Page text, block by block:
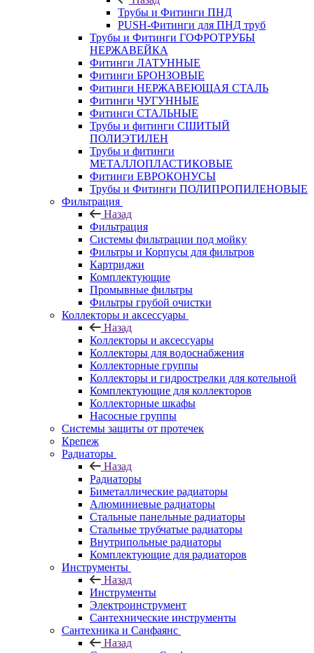
Трубы и Фитинги ПНД
PUSH-Фитинги для ПНД труб
Трубы и Фитинги ГОФРОТРУБЫ
НЕРЖАВЕЙКА
Фитинги ЛАТУННЫЕ
Фитинги БРОНЗОВЫЕ
Фитинги НЕРЖАВЕЮЩАЯ СТАЛЬ
Фитинги ЧУГУННЫЕ
Фитинги СТАЛЬНЫЕ
Трубы и фитинги СШИТЫЙ
ПОЛИЭТИЛЕН
Трубы и фитинги
МЕТАЛЛОПЛАСТИКОВЫЕ
Фитинги ЕВРОКОНУСЫ
Трубы и Фитинги ПОЛИПРОПИЛЕНОВЫЕ
Фильтрация
Назад
Фильтрация
Системы фильтрации под мойку
Фильтры и Корпусы для фильтров
Картриджи
Комплектующие
Промывные фильтры
Фильтры грубой очистки
Коллекторы и аксессуары
Назад
Коллекторы и аксессуары
Коллекторы для водоснабжения
Коллекторные группы
Коллекторы и гидрострелки для котельной
Комплектующие для коллекторов
Коллекторные шкафы
Насосные группы
Системы защиты от протечек
Крепеж
Радиаторы
Назад
Радиаторы
Биметаллические радиаторы
Алюминиевые радиаторы
Стальные панельные радиаторы
Стальные трубчатые радиаторы
Внутрипольные радиаторы
Комплектующие для радиаторов
Инструменты
Назад
Инструменты
Электроинструмент
Сантехнические инструменты
Сантехника и Санфаянс
Назад